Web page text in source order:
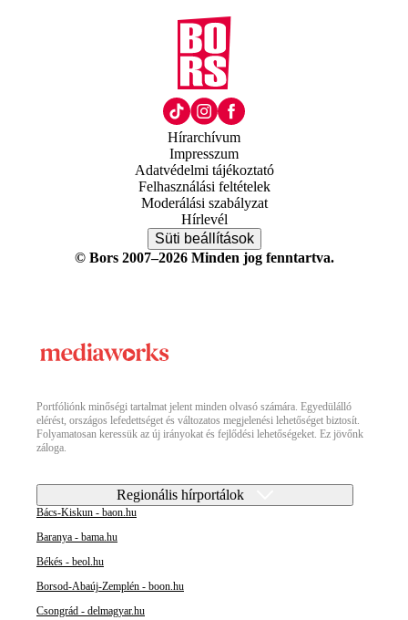
Hírarchívum
Impresszum
Adatvédelmi tájékoztató
Felhasználási feltételek
Moderálási szabályzat
Hírlevél
Süti beállítások
© Bors 2007–2026 Minden jog fenntartva.
Portfóliónk minőségi tartalmat jelent minden olvasó számára. Egyedülálló
elérést, országos lefedettséget és változatos megjelenési lehetőséget biztosít.
Folyamatosan keressük az új irányokat és fejlődési lehetőségeket. Ez jövőnk
záloga.
Regionális hírportálok
Bács-Kiskun - baon.hu
Baranya - bama.hu
Békés - beol.hu
Borsod-Abaúj-Zemplén - boon.hu
Csongrád - delmagyar.hu